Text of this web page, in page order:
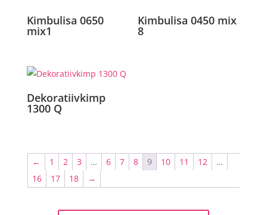
Kimbulisa 0650
mix1
Kimbulisa 0450 mix
8
Dekoratiivkimp
1300 Q
← 1 2 3 … 6 7 8 9 10 11 12
…
16
17 18 →